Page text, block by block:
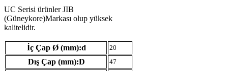
UC Serisi ürünler JIB
(Güneykore)Markası olup yüksek
kalitelidir.
İç Çap Ø (mm):d 20
Dış Çap (mm):D 47